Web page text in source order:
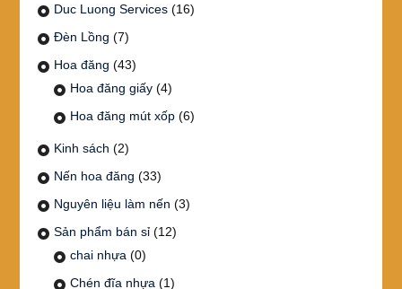
Duc Luong Services (16)
Đèn Lồng (7)
Hoa đăng (43)
Hoa đăng giấy (4)
Hoa đăng mút xốp (6)
Kinh sách (2)
Nến hoa đăng (33)
Nguyên liệu làm nến (3)
Sản phẩm bán sỉ (12)
chai nhựa (0)
Chén đĩa nhựa (1)